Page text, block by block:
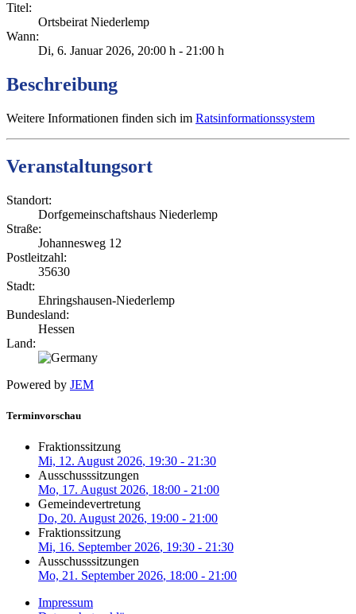
Titel:
Ortsbeirat Niederlemp
Wann:
Di, 6. Januar 2026, 20:00 h - 21:00 h
Beschreibung
Weitere Informationen finden sich im Ratsinformationssystem
Veranstaltungsort
Standort:
Dorfgemeinschaftshaus Niederlemp
Straße:
Johannesweg 12
Postleitzahl:
35630
Stadt:
Ehringshausen-Niederlemp
Bundesland:
Hessen
Land:
Powered by JEM
Terminvorschau
Fraktionssitzung
Mi, 12. August 2026, 19:30 - 21:30
Ausschusssitzungen
Mo, 17. August 2026, 18:00 - 21:00
Gemeindevertretung
Do, 20. August 2026, 19:00 - 21:00
Fraktionssitzung
Mi, 16. September 2026, 19:30 - 21:30
Ausschusssitzungen
Mo, 21. September 2026, 18:00 - 21:00
Impressum